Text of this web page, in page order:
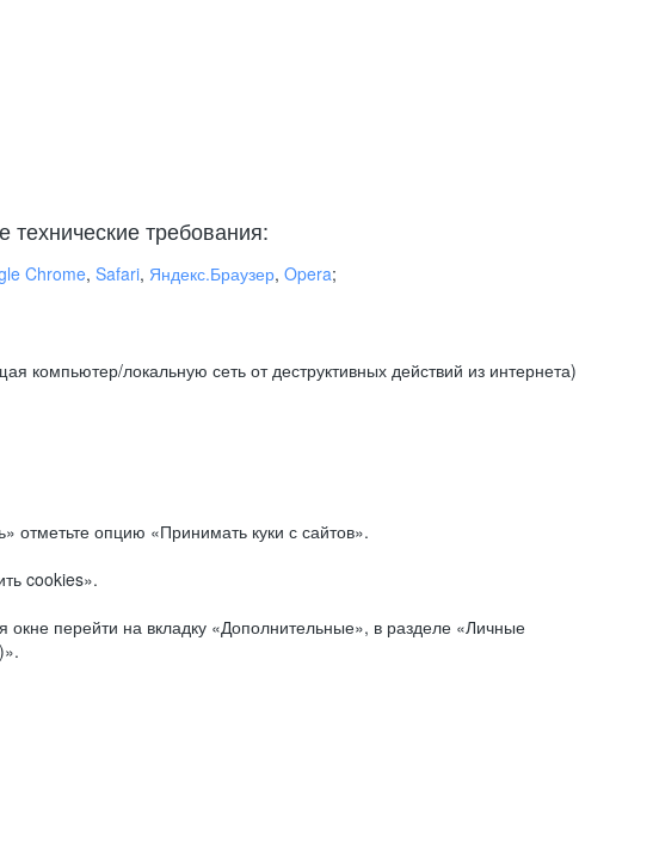
требования:
Chrome, Safari, Яндекс.Браузер, Opera;
локальную сеть от деструктивных действий из интернета)
опцию «Принимать куки с сайтов».
cookies».
перейти на вкладку «Дополнительные», в разделе «Личные